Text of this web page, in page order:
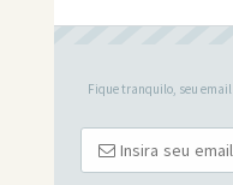
Fique tranquilo, seu